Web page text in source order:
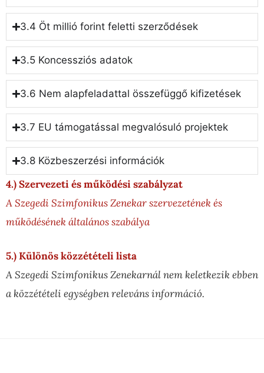
3.4 Öt millió forint feletti szerződések
3.5 Koncessziós adatok
3.6 Nem alapfeladattal összefüggő kifizetések
3.7 EU támogatással megvalósuló projektek
3.8 Közbeszerzési információk
4.) Szervezeti és működési szabályzat
A Szegedi Szimfonikus Zenekar szervezetének és
működésének általános szabálya
5.) Különös közzétételi lista
A Szegedi Szimfonikus Zenekarnál nem keletkezik ebben
a közzétételi egységben releváns információ.